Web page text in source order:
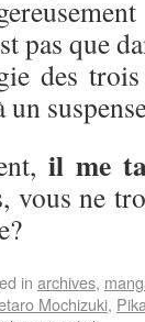
pas que
des
un
il me
vous ne
in archives,
Mochizuki, Pika